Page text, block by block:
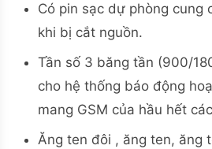
Có pin sạc dự phòng cung
khi bị cắt nguồn.
Tần số 3 băng tần (900/
cho hệ thống báo động
mang GSM của hầu hết
Ăng ten đôi , ăng ten, ăng